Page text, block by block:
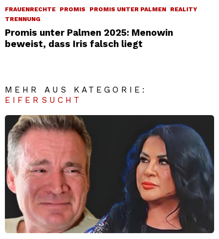
FRAUENRECHTE PROMIS PROMIS UNTER PALMEN
REALITY
TRENNUNG
Promis unter Palmen 2025: Menowin
beweist, dass Iris falsch liegt
MEHR AUS KATEGORIE:
EIFERSUCHT